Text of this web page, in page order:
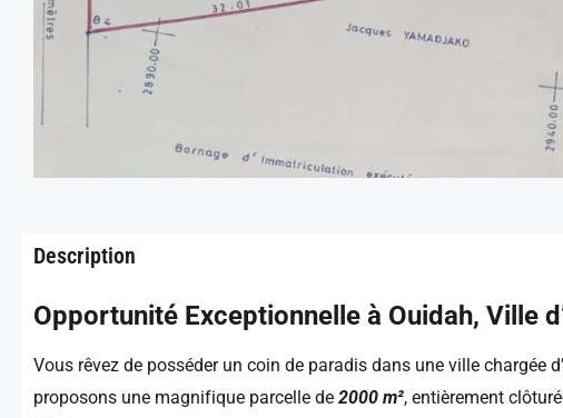
Description
Opportunité Exceptionnelle à Ouidah, Ville
Vous rêvez de posséder un coin de paradis dans une ville chargée
proposons une magnifique parcelle de 2000 m², entièrement